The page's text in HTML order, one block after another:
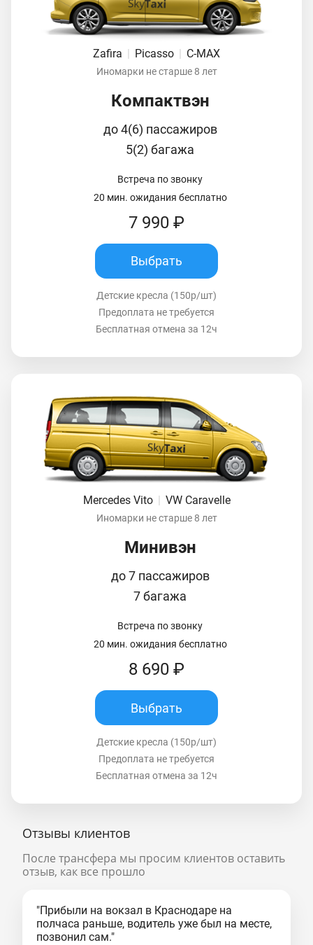
Zafira | Picasso | C-MAX
Иномарки не старше 8 лет
Компактвэн
до 4(6) пассажиров
5(2) багажа
Встреча по звонку
20 мин. ожидания бесплатно
7 990 ₽
Выбрать
Детские кресла (150р/шт)
Предоплата не требуется
Бесплатная отмена за 12ч
Mercedes Vito VW Caravelle
Иномарки не старше 8 лет
Минивэн
до 7 пассажиров
7 багажа
Встреча по звонку
20 мин. ожидания бесплатно
8 690 ₽
Выбрать
Детские кресла (150р/шт)
Предоплата не требуется
Бесплатная отмена за 12ч
Отзывы клиентов
После трансфера мы просим клиентов оставить
отзыв, как все прошло
"Прибыли на вокзал в Краснодаре на
полчаса раньше, водитель уже был на месте,
позвонил сам."